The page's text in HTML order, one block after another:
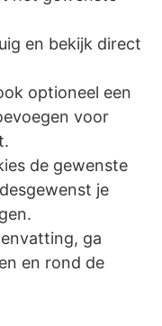
en bekijk direct
optioneel een
voor
de gewenste
je
ga
en rond de